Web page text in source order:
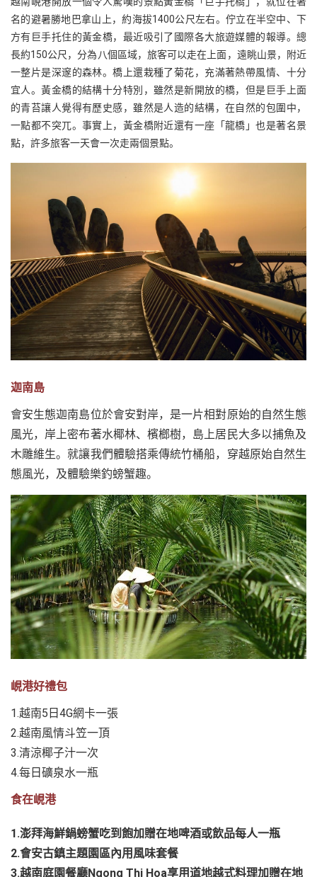
名的避暑勝地巴拿山上，約海拔1400公尺左右。佇立在半空中、下
方有巨手托住的黃金橋，最近吸引了國際各大旅遊媒體的報導。總
長約150公尺，分為八個區域，旅客可以走在上面，遠眺山景，附近
一整片是深邃的森林。橋上還栽種了菊花，充滿著熱帶風情、十分
宜人。黃金橋的結構十分特別，雖然是新開放的橋，但是巨手上面
的青苔讓人覺得有歷史感，雖然是人造的結構，在自然的包圍中，
一點都不突兀。事實上，黃金橋附近還有一座「龍橋」也是著名景
點，許多旅客一天會一次走兩個景點。
迦南島
會安生態迦南島位於會安對岸，是一片相對原始的自然生態
風光，岸上密布著水椰林、檳榔樹，島上居民大多以捕魚及
木雕維生。就讓我們體驗搭乘傳統竹桶船，穿越原始自然生
態風光，及體驗樂釣螃蟹趣。
峴港好禮包
1.越南5日4G網卡一張
2.越南風情斗笠一頂
3.清涼椰子汁一次
4.每日礦泉水一瓶
食在峴港
1.澎拜海鮮鍋螃蟹吃到飽加贈在地啤酒或飲品每人一瓶
2.會安古鎮主題園區內用風味套餐
3.越南庭園餐廳Ngong Thi Hoa享用道地越式料理加贈在地